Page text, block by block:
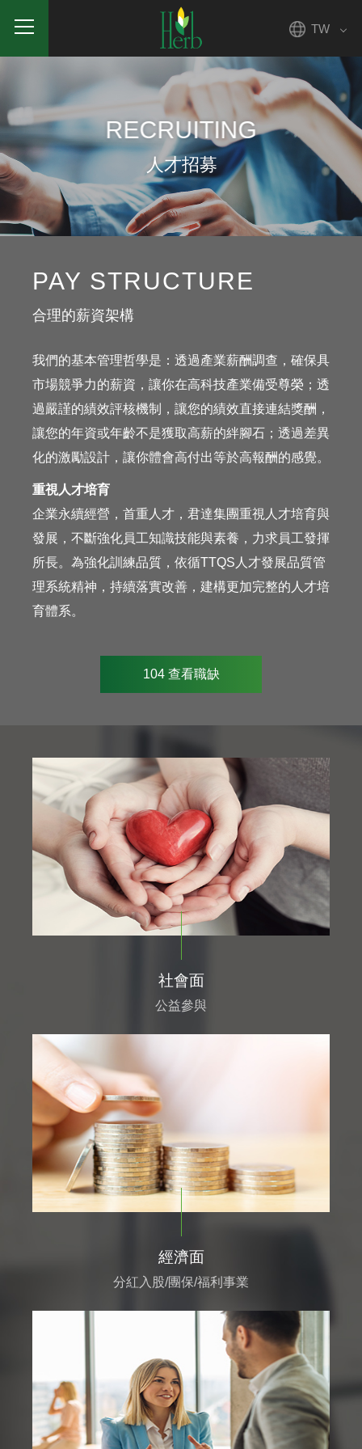
TW
RECRUITING
人才招募
PAY STRUCTURE
合理的薪資架構
我們的基本管理哲學是：透過產業薪酬調查，確保具
市場競爭力的薪資，讓你在高科技產業備受尊榮；透
過嚴謹的績效評核機制，讓您的績效直接連結獎酬，
讓您的年資或年齡不是獲取高薪的絆腳石；透過差異
化的激勵設計，讓你體會高付出等於高報酬的感覺。
重視人才培育
企業永續經營，首重人才，君達集團重視人才培育與
發展，不斷強化員工知識技能與素養，力求員工發揮
所長。為強化訓練品質，依循TTQS人才發展品質管
理系統精神，持續落實改善，建構更加完整的人才培
育體系。
104 查看職缺
社會面
公益參與
經濟面
分紅入股/團保/福利事業